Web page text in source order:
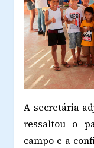
A secretária
ressaltou o
campo e a